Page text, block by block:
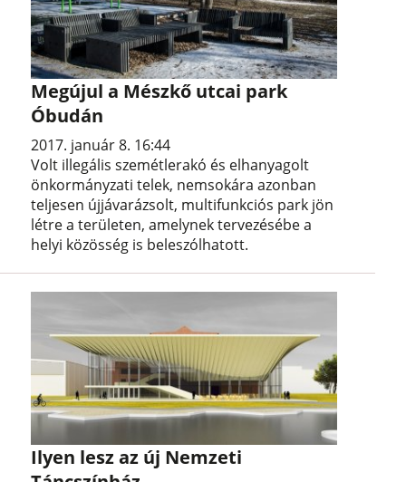
Megújul a Mészkő utcai park
Óbudán
2017. január 8. 16:44
Volt illegális szemétlerakó és elhanyagolt
önkormányzati telek, nemsokára azonban
teljesen újjávarázsolt, multifunkciós park jön
létre a területen, amelynek tervezésébe a
helyi közösség is beleszólhatott.
Ilyen lesz az új Nemzeti